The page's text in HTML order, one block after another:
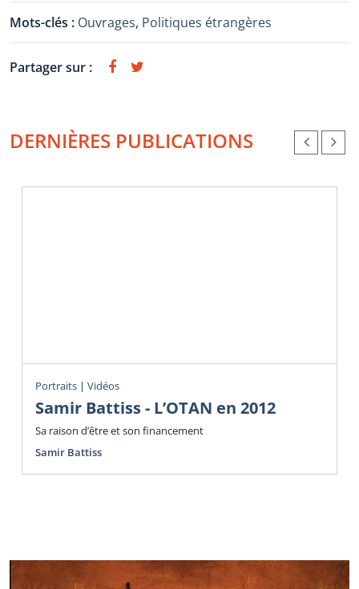
Mots-clés : Ouvrages, Politiques étrangères
Partager sur :
DERNIÈRES PUBLICATIONS
Portraits | Vidéos
Samir Battiss - L’OTAN en 2012
Sa raison d’être et son financement
Samir Battiss